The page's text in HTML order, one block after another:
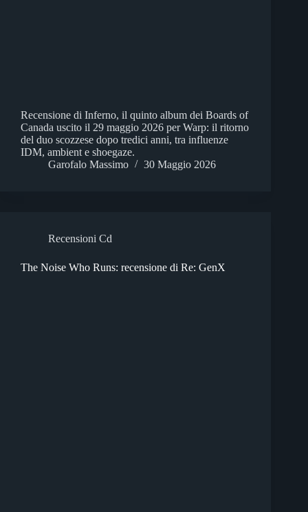
Recensione di Inferno, il quinto album dei Boards of
Canada uscito il 29 maggio 2026 per Warp: il ritorno
del duo scozzese dopo tredici anni, tra influenze
IDM, ambient e shoegaze.
Garofalo Massimo
30 Maggio 2026
Recensioni Cd
The Noise Who Runs: recensione di Re: GenX